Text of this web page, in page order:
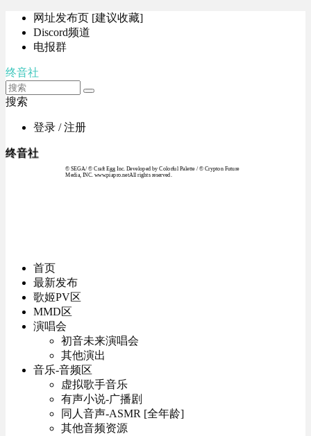
网址发布页 [建议收藏]
Discord频道
电报群
终音社
搜索
登录 / 注册
终音社
© SEGA / © Craft Egg Inc. Developed by Colorful Palette / © Crypton Future
Media, INC. www.piapro.netAll rights reserved.
首页
最新发布
歌姬PV区
MMD区
演唱会
初音未来演唱会
其他演出
音乐-音频区
虚拟歌手音乐
有声小说-广播剧
同人音声-ASMR [全年龄]
其他音频资源